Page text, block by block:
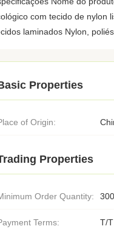
com tecido de nylon
laminados Nylon,
Properties
of Origin:
Properties
Order Quantity:
Terms:
T/